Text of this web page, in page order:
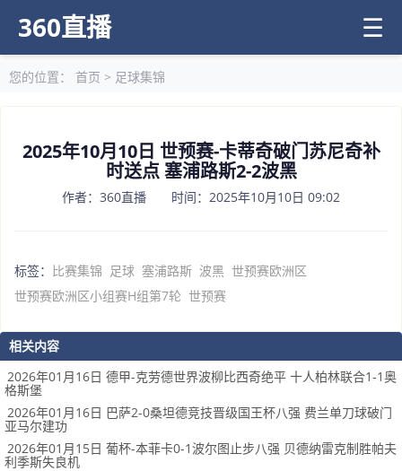
360直播 ☰
您的位置： 首页 > 足球集锦
2025年10月10日 世预赛-卡蒂奇破门苏尼奇补
时送点 塞浦路斯2-2波黑
作者：360直播 时间：2025年10月10日 09:02
标签： 比赛集锦 足球 塞浦路斯 波黑 世预赛欧洲区
世预赛欧洲区小组赛H组第7轮 世预赛
相关内容
2026年01月16日 德甲-克劳德世界波柳比西奇绝平 十人柏林联合1-1奥
格斯堡
2026年01月16日 巴萨2-0桑坦德竞技晋级国王杯八强 费兰单刀球破门
亚马尔建功
2026年01月15日 葡杯-本菲卡0-1波尔图止步八强 贝德纳雷克制胜帕夫
利季斯失良机